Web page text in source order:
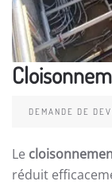
DEMANDE DE
Le
réduit